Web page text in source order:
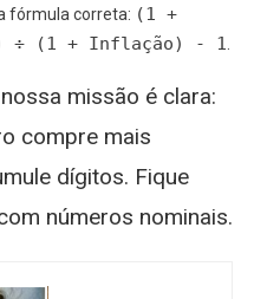
fórmula correta: (1 +
÷ (1 + Inflação) - 1
missão é clara:
compre mais
dígitos. Fique
números nominais.